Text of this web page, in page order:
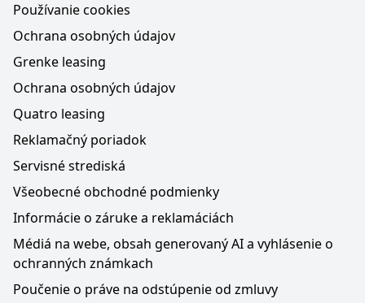
Používanie cookies
Ochrana osobných údajov
Grenke leasing
Ochrana osobných údajov
Quatro leasing
Reklamačný poriadok
Servisné strediská
Všeobecné obchodné podmienky
Informácie o záruke a reklamáciách
Médiá na webe, obsah generovaný AI a vyhlásenie o
ochranných známkach
Poučenie o práve na odstúpenie od zmluvy